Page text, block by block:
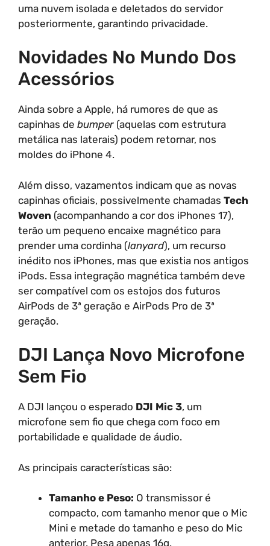
uma nuvem isolada e deletados do servidor
posteriormente, garantindo privacidade.
Novidades No Mundo Dos
Acessórios
Ainda sobre a Apple, há rumores de que as
capinhas de bumper (aquelas com estrutura
metálica nas laterais) podem retornar, nos
moldes do iPhone 4.
Além disso, vazamentos indicam que as novas
capinhas oficiais, possivelmente chamadas Tech
Woven (acompanhando a cor dos iPhones 17),
terão um pequeno encaixe magnético para
prender uma cordinha (lanyard), um recurso
inédito nos iPhones, mas que existia nos antigos
iPods. Essa integração magnética também deve
ser compatível com os estojos dos futuros
AirPods de 3ª geração e AirPods Pro de 3ª
geração.
DJI Lança Novo Microfone
Sem Fio
A DJI lançou o esperado DJI Mic 3, um
microfone sem fio que chega com foco em
portabilidade e qualidade de áudio.
As principais características são:
Tamanho e Peso: O transmissor é
compacto, com tamanho menor que o Mic
Mini e metade do tamanho e peso do Mic
anterior. Pesa apenas 16g.